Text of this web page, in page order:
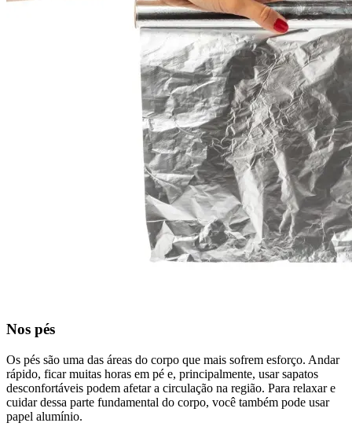
Nos pés
Os pés são uma das áreas do corpo que mais sofrem esforço. Andar
rápido, ficar muitas horas em pé e, principalmente, usar sapatos
desconfortáveis podem afetar a circulação na região. Para relaxar e
cuidar dessa parte fundamental do corpo, você também pode usar
papel alumínio.